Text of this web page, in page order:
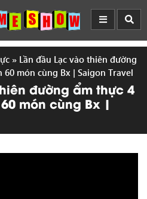
» Lần đầu Lạc vào thiên đường
60 món cùng Bx | Saigon Travel
đường ẩm thực 4
món cùng Bx |